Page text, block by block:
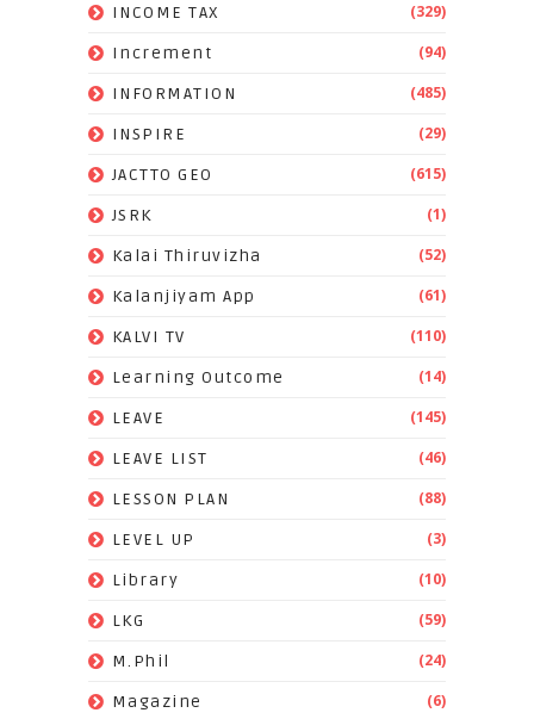
INCOME TAX (329)
Increment (94)
INFORMATION (485)
INSPIRE (29)
JACTTO GEO (615)
JSRK (1)
Kalai Thiruvizha (52)
Kalanjiyam App (61)
KALVI TV (110)
Learning Outcome (14)
LEAVE (145)
LEAVE LIST (46)
LESSON PLAN (88)
LEVEL UP (3)
Library (10)
LKG (59)
M.Phil (24)
Magazine (6)